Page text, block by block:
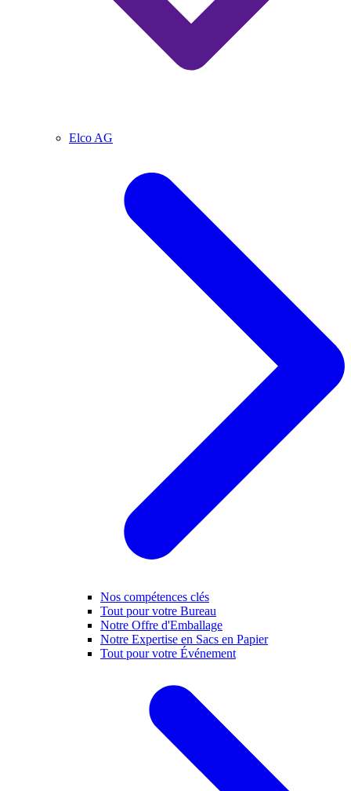
Elco AG
Nos compétences clés
Tout pour votre Bureau
Notre Offre d'Emballage
Notre Expertise en Sacs en Papier
Tout pour votre Événement